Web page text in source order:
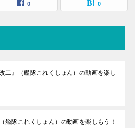
0 0
二』（艦隊これくしょん）の動画を楽し
艦隊これくしょん）の動画を楽しもう！